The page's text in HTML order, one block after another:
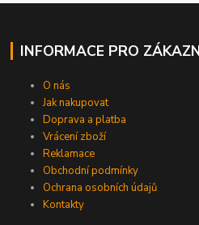
INFORMACE PRO
O nás
Jak nakupovat
Doprava a platba
Vrácení zboží
Reklamace
Obchodní podmínky
Ochrana osobních údajů
Kontakty